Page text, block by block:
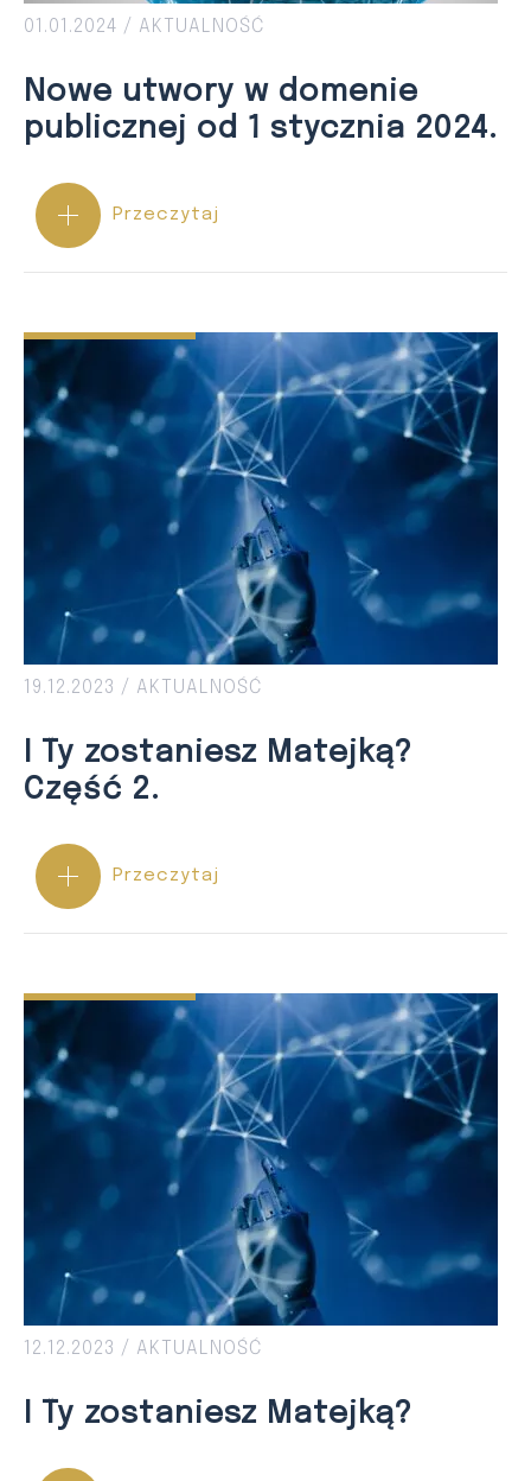
01.01.2024 / AKTUALNOŚĆ
Nowe utwory w domenie
publicznej od 1 stycznia 2024.
Przeczytaj
19.12.2023 / AKTUALNOŚĆ
I Ty zostaniesz Matejką?
Część 2.
Przeczytaj
12.12.2023 / AKTUALNOŚĆ
I Ty zostaniesz Matejką?